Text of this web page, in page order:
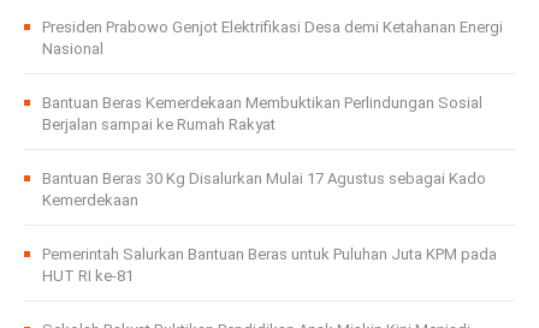
Presiden Prabowo Genjot Elektrifikasi Desa demi Ketahanan Energi
Nasional
Bantuan Beras Kemerdekaan Membuktikan Perlindungan Sosial
Berjalan sampai ke Rumah Rakyat
Bantuan Beras 30 Kg Disalurkan Mulai 17 Agustus sebagai Kado
Kemerdekaan
Pemerintah Salurkan Bantuan Beras untuk Puluhan Juta KPM pada
HUT RI ke-81